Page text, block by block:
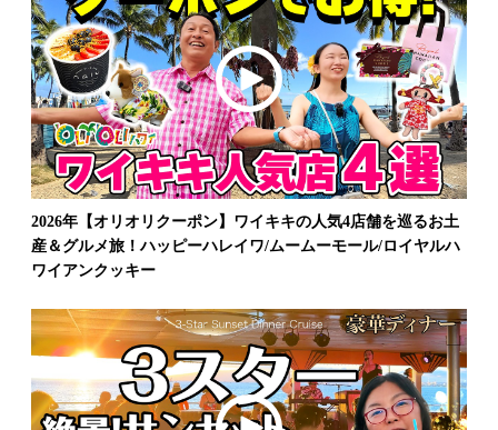
2026年【オリオリクーポン】ワイキキの人気4店舗を巡るお土
産＆グルメ旅！ハッピーハレイワ/ムームーモール/ロイヤルハ
ワイアンクッキー